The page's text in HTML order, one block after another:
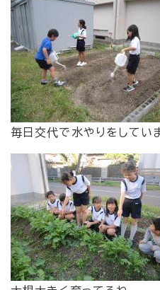
毎日交代で水やりをしてい